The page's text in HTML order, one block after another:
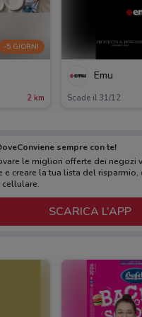
-5 GIORNI
2 km
Emu
Scade il 31/12
sempre con te!
le migliori offerte dei negozi
e creare la tua lista del
SCARICA L’APP